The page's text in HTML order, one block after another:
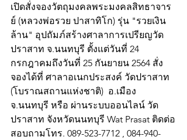
เปิดสั่งจองวัตถุมงคลพระมงคลสิทธาจาร
ย์ (หลวงพ่อรวย ปาสาทิโก) รุ่น "รวยเงิน
ล้าน" อุปถัมภ์สร้างศาลาการเปรียญวัด
ปราสาท จ.นนทบุรี ตั้งแต่วันที่ 24
กรกฎาคมถึงวันที่ 25 กันยายน 2564 สั่ง
จองได้ที่ ศาลาอเนกประสงค์ วัดปราสาท
(โบราณสถานแห่งชาติ)  อ.เมือง
จ.นนทบุรี หรือ ผ่านระบบออนไลน์ วัด
ปราสาท จังหวัดนนทบุรี Wat Prasat ติดต่อ
สอบถามโทร. 089-523-7712 , 084-940-